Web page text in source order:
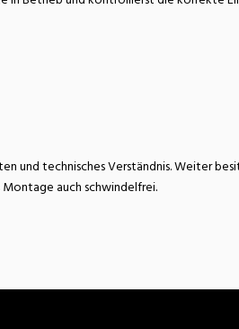
technisches Verständnis. Weiter
auch schwindelfrei.